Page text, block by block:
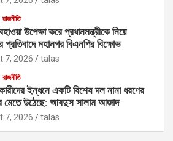
রাজনীতি
উপেক্ষা করে প্রধানমন্ত্রীকে নিয়ে
মহানগর বিএনপির বিক্ষোভ
7, 2026 talas
রাজনীতি
ইন্ধনে একটি বিশেষ দল নানা ধরণের
মেতে উঠেছে: আবদুস সালাম আজাদ
7, 2026 talas